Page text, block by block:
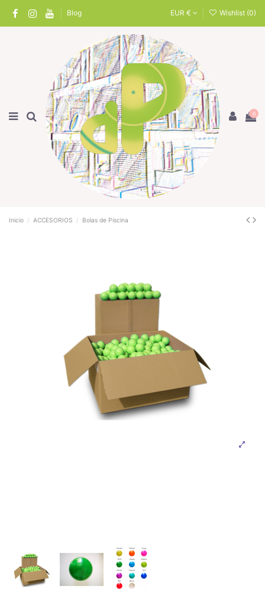
Blog EUR € Wishlist (0)
0
Inicio ACCESORIOS Bolas de Piscina